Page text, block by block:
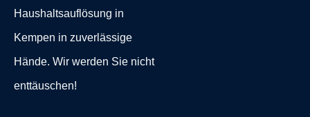
Haushaltsauflösung in
Kempen in zuverlässige
Hände. Wir werden Sie nicht
enttäuschen!